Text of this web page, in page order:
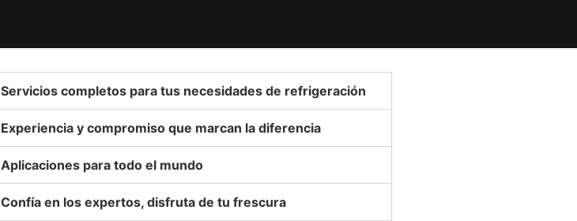
Servicios completos para tus necesidades de refrigeración
Experiencia y compromiso que marcan la diferencia
Aplicaciones para todo el mundo
Confía en los expertos, disfruta de tu frescura